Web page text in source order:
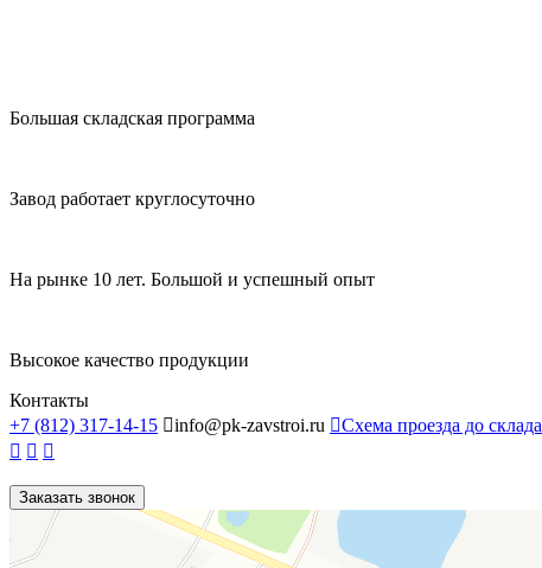
Большая складская программа
Завод работает круглосуточно
На рынке 10 лет. Большой и успешный опыт
Высокое качество продукции
Контакты
+7 (812) 317-14-15 info@pk-zavstroi.ru Схема проезда до склада
  
Заказать звонок